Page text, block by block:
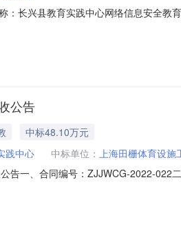
：长兴县教育实践中心网络信息安全
有限公司地址：江苏省南京市栖霞区
公告
中标48.10万元
践中心 中标单位： 上海田栅体育设施
告一、合同编号：ZJJWCG-2022-
上海田栅体育设施工程有限公司地址